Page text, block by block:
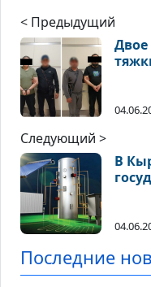
< Предыдущий
Следующий >
В
Последние